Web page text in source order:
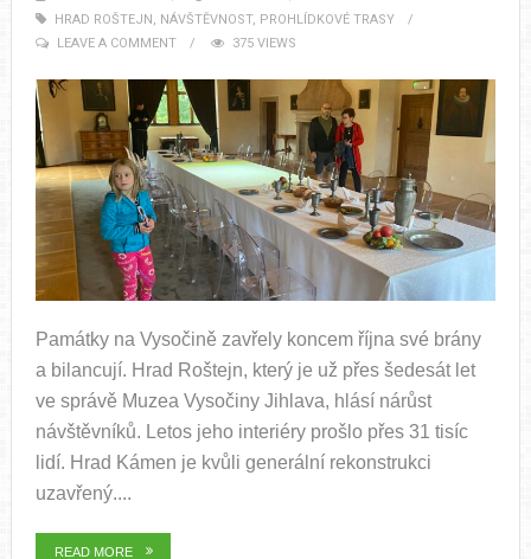
HRAD ROŠTEJN , NÁVŠTĚVNOST, PROHLÍDKOVÉ TRASY
LEAVE A COMMENT
375 VIEWS
Památky na Vysočině zavřely koncem října své brány
a bilancují. Hrad Roštejn, který je už přes šedesát let
ve správě Muzea Vysočiny Jihlava, hlásí nárůst
návštěvníků. Letos jeho interiéry prošlo přes 31 tisíc
lidí. Hrad Kámen je kvůli generální rekonstrukci
uzavřený....
READ MORE